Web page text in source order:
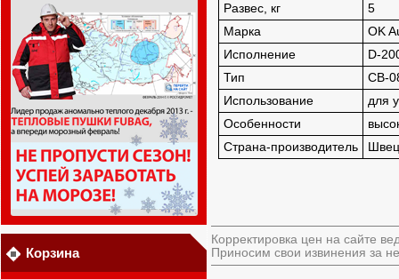
Корзина
Развес, кг
5
Марка
OK
Исполнение
D-
Тип
СВ-
Использование
для
Особенности
Страна-производитель
Корректировка цен на сайте
Приносим свои извинения за